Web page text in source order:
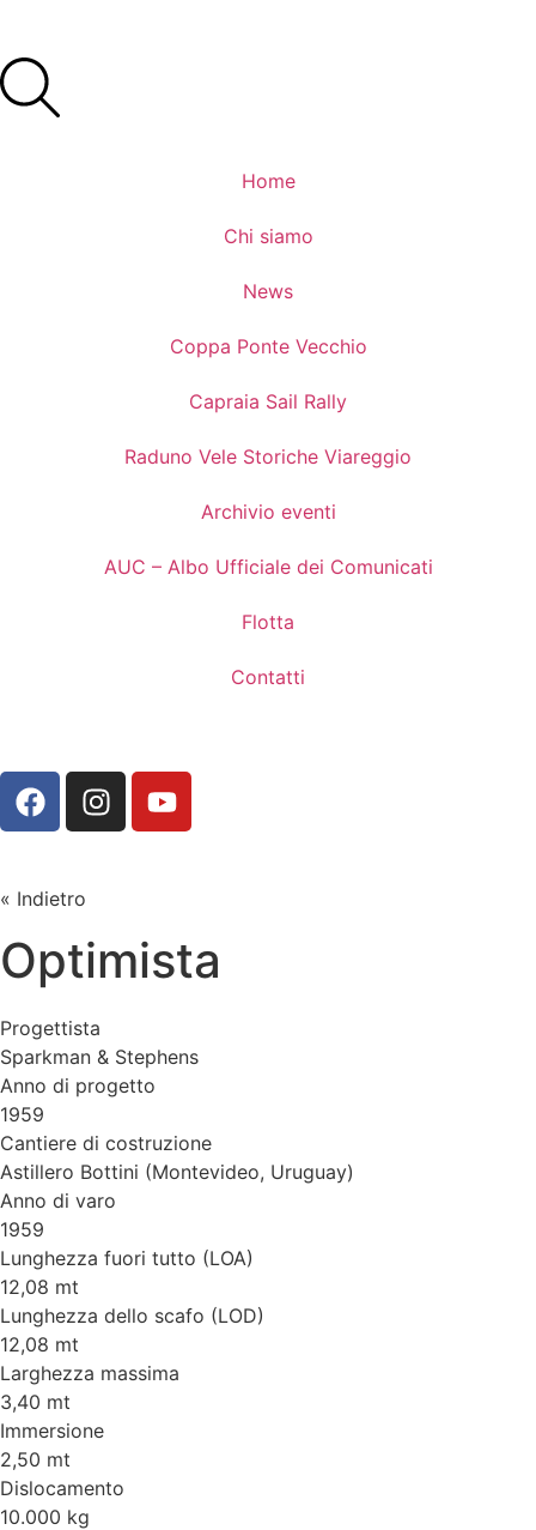
Home
Chi siamo
News
Coppa Ponte Vecchio
Capraia Sail Rally
Raduno Vele Storiche Viareggio
Archivio eventi
AUC – Albo Ufficiale dei Comunicati
Flotta
Contatti
« Indietro
Optimista
Progettista
Sparkman & Stephens
Anno di progetto
1959
Cantiere di costruzione
Astillero Bottini (Montevideo, Uruguay)
Anno di varo
1959
Lunghezza fuori tutto (LOA)
12,08 mt
Lunghezza dello scafo (LOD)
12,08 mt
Larghezza massima
3,40 mt
Immersione
2,50 mt
Dislocamento
10.000 kg